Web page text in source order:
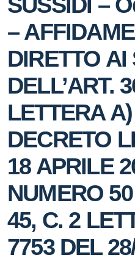
–
DIRETTO AI
DELL’ART.
LETTERA
DECRETO
18 APRILE
NUMERO
45, C. 2
7753 DEL